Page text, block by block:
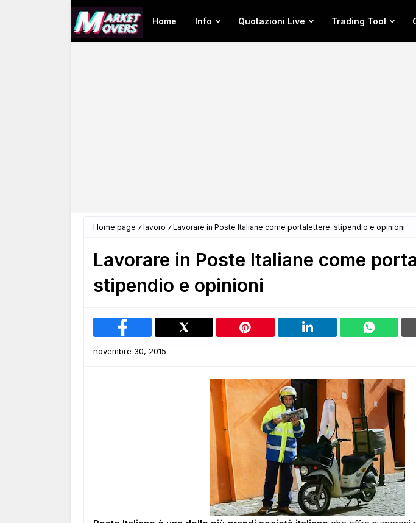
Home Info Quotazioni Live Trading Tool
Home page lavoro Lavorare in Poste Italiane come portalettere: stipendio e opinioni
Lavorare in Poste Italiane come
stipendio e opinioni
novembre 30, 2015